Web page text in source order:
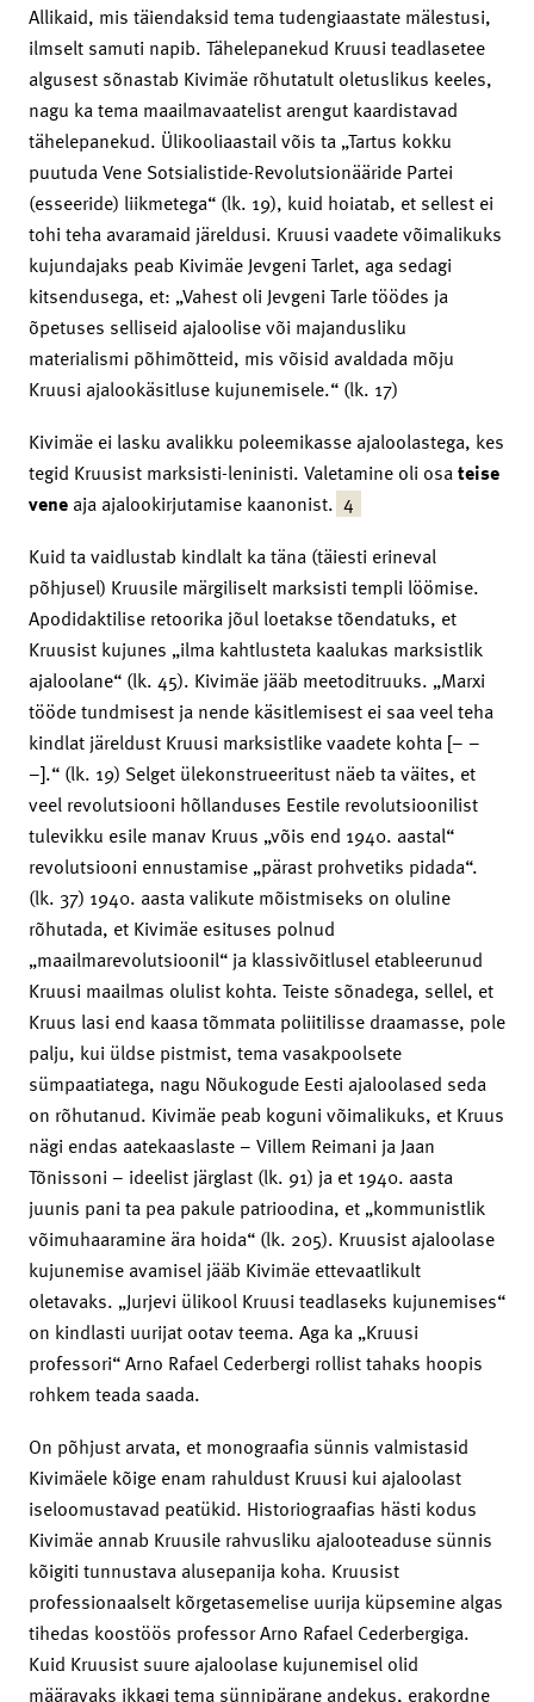
Allikaid, mis täiendaksid tema tudengiaastate mälestusi,
ilmselt samuti napib. Tähelepanekud Kruusi teadlasetee
algusest sõnastab Kivimäe rõhutatult oletuslikus keeles,
nagu ka tema maailmavaatelist arengut kaardistavad
tähelepanekud. Ülikooliaastail võis ta „Tartus kokku
puutuda Vene Sotsialistide-Revolutsionääride Partei
(esseeride) liikmetega“ (lk. 19), kuid hoiatab, et sellest ei
tohi teha avaramaid järeldusi. Kruusi vaadete võimalikuks
kujundajaks peab Kivimäe Jevgeni Tarlet, aga sedagi
kitsendusega, et: „Vahest oli Jevgeni Tarle töödes ja
õpetuses selliseid ajaloolise või majandusliku
materialismi põhimõtteid, mis võisid avaldada mõju
Kruusi ajalookäsitluse kujunemisele.“ (lk. 17)
Kivimäe ei lasku avalikku poleemikasse ajaloolastega, kes
tegid Kruusist marksisti-leninisti. Valetamine oli osateise
vene aja ajalookirjutamise kaanonist. 4
Kuid ta vaidlustab kindlalt ka täna (täiesti erineval
põhjusel) Kruusile märgiliselt marksisti templi löömise.
Apodidaktilise retoorika jõul loetakse tõendatuks, et
Kruusist kujunes „ilma kahtlusteta kaalukas marksistlik
ajaloolane“ (lk. 45). Kivimäe jääb meetoditruuks. „Marxi
tööde tundmisest ja nende käsitlemisest ei saa veel teha
kindlat järeldust Kruusi marksistlike vaadete kohta [– –
–].“ (lk. 19) Selget ülekonstrueeritust näeb ta väites, et
veel revolutsiooni hõllanduses Eestile revolutsioonilist
tulevikku esile manav Kruus „võis end 1940. aastal“
revolutsiooni ennustamise „pärast prohvetiks pidada“.
(lk. 37) 1940. aasta valikute mõistmiseks on oluline
rõhutada, et Kivimäe esituses polnud
„maailmarevolutsioonil“ ja klassivõitlusel etableerunud
Kruusi maailmas olulist kohta. Teiste sõnadega, sellel, et
Kruus lasi end kaasa tõmmata poliitilisse draamasse, pole
palju, kui üldse pistmist, tema vasakpoolsete
sümpaatiatega, nagu Nõukogude Eesti ajaloolased seda
on rõhutanud. Kivimäe peab koguni võimalikuks, et Kruus
nägi endas aatekaaslaste – Villem Reimani ja Jaan
Tõnissoni – ideelist järglast (lk. 91) ja et 1940. aasta
juunis pani ta pea pakule patrioodina, et „kommunistlik
võimuhaaramine ära hoida“ (lk. 205). Kruusist ajaloolase
kujunemise avamisel jääb Kivimäe ettevaatlikult
oletavaks. „Jurjevi ülikool Kruusi teadlaseks kujunemises“
on kindlasti uurijat ootav teema. Aga ka „Kruusi
professori“ Arno Rafael Cederbergi rollist tahaks hoopis
rohkem teada saada.
On põhjust arvata, et monograafia sünnis valmistasid
Kivimäele kõige enam rahuldust Kruusi kui ajaloolast
iseloomustavad peatükid. Historiograafias hästi kodus
Kivimäe annab Kruusile rahvusliku ajalooteaduse sünnis
kõigiti tunnustava alusepanija koha. Kruusist
professionaalselt kõrgetasemelise uurija küpsemine algas
tihedas koostöös professor Arno Rafael Cederbergiga.
Kuid Kruusist suure ajaloolase kujunemisel olid
määravaks ikkagi tema sünnipärane andekus, erakordne